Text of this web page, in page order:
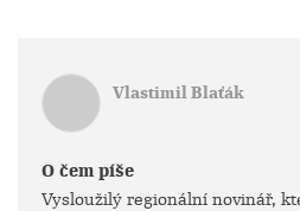
Vlastimil Blaťák
O čem píše
Vysloužilý regionální novinář,